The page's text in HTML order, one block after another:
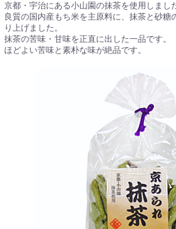
京都・宇治にある小山園の抹茶を使用しまし
良質の国内産もち米を主原料に、抹茶と砂
り上げました。
抹茶の苦味・甘味を正直に出した一品です。
ほどよい苦味と素朴な味が絶品です。